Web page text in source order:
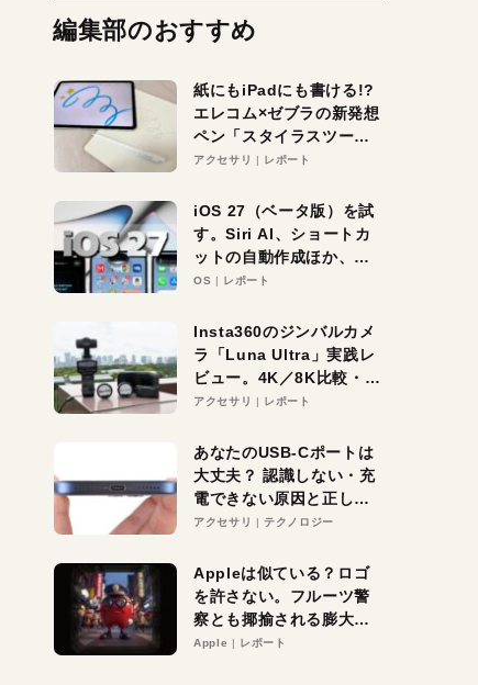
編集部のおすすめ
紙にもiPadにも書ける!?
エレコム×ゼブラの新発想
ペン「スタイラスツーウ
ェイ」レビュー。持ち替
アクセサリ レポート
iOS 27（ベータ版）を試
す。Siri AI、ショートカ
ットの自動作成ほか、期
待大の便利機能5選。
る未来はすぐそこ！
OS レポート
Insta360のジンバルカメ
ラ「Luna Ultra」実践レ
ビュー。4K／8K比較・ズ
ーム・夜間撮影をチェッ
アクセサリ レポート
あなたのUSB-Cポートは
大丈夫？ 認識しない・充
電できない原因と正しい
対策
アクセサリ テクノロジー
Appleは似ている？ロゴ
を許さない。フルーツ警
察とも揶揄される膨大な
異議申し立て。対象は非
Apple レポート